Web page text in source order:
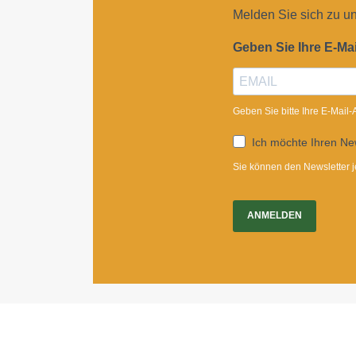
Melden Sie sich zu
Geben Sie Ihre E-
Geben Sie bitte Ihre E-Mail-
Ich möchte Ihren
Sie können den Newsletter
ANMELDEN